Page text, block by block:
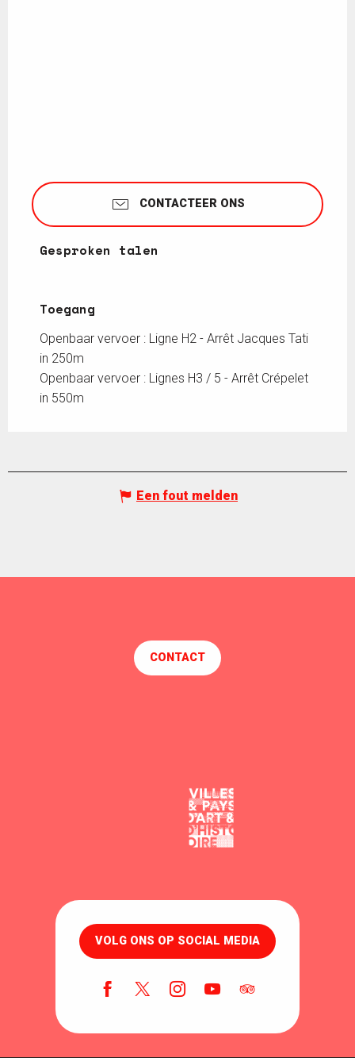
CONTACTEER ONS
Gesproken talen
Gesproken talen
Toegang
Toegang
Openbaar vervoer : Ligne H2 - Arrêt Jacques Tati
in 250m
Openbaar vervoer : Lignes H3 / 5 - Arrêt Crépelet
in 550m
Een fout melden
CONTACT
VOLG ONS OP SOCIAL MEDIA